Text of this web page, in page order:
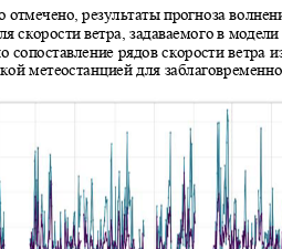
отмечено, результаты прогноза
скорости ветра, задаваемого в
сопоставление рядов скорости ветра
метеостанцией для